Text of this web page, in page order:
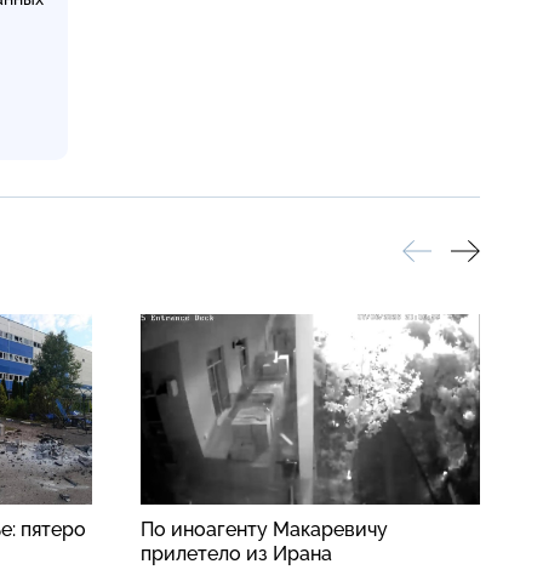
пятеро
По иноагенту Макаревичу
прилетело из Ирана